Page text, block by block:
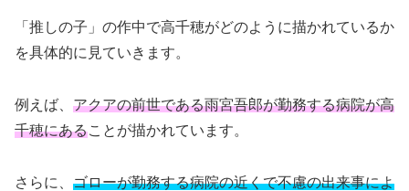
「推しの子」の作中で高千穂がどのように描かれているか
を具体的に見ていきます。
例えば、 アクアの前世である雨宮吾郎が勤務する病院が高
千穂にあることが描かれています。
さらに、 ゴローが勤務する病院の近くで不慮の出来事によ